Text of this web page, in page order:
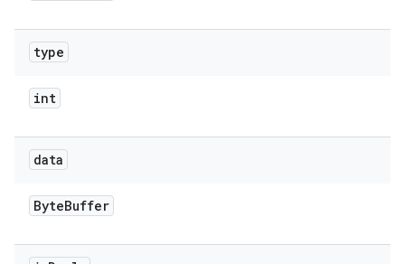
type
int
data
ByteBuffer